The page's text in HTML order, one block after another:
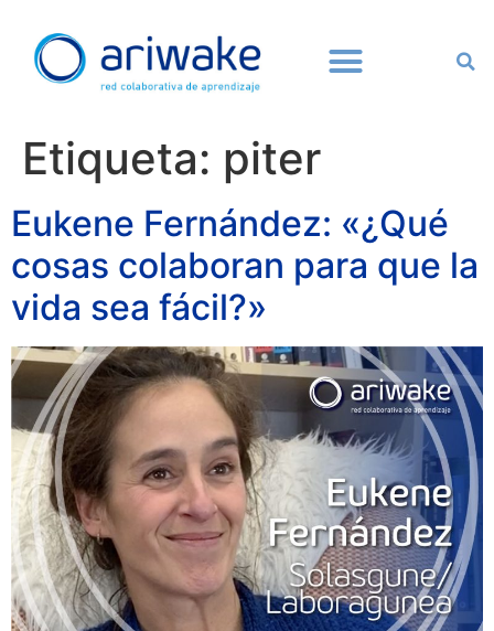
Etiqueta: piter
Eukene Fernández: «¿Qué
cosas colaboran para que la
vida sea fácil?»